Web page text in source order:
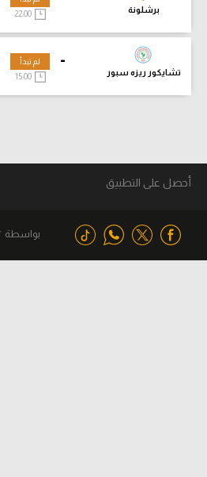
برشلونة
-
تشايكور ريزه سبور
لم تبدأ
15:00
أحصل على التطبيق
بواسطة